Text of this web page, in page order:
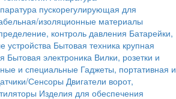
пускорегулирующая для
изоляционные материалы
контроль давления Батарейки,
устройства Бытовая техника крупная
Бытовая электроника Вилки, розетки и
и специальные Гаджеты, портативная и
Сенсоры Двигатели ворот,
Изделия для обеспечения